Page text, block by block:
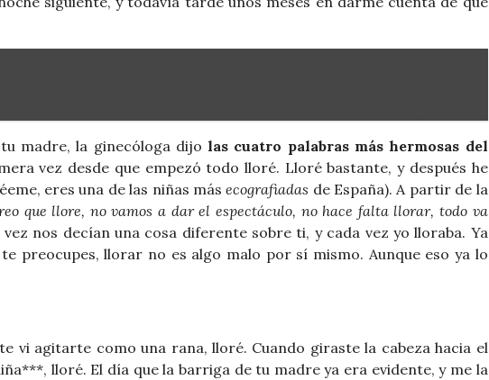
madre, la ginecóloga dijolas cuatro palabras más hermosas del
vez desde que empezó todo lloré. Lloré bastante, y después he
eres una de las niñas másecografiadas de España). A partir de la
que llore, no vamos a dar el espectáculo, no hace falta llorar, todo va
nos decían una cosa diferente sobre ti, y cada vez yo lloraba. Ya
preocupes, llorar no es algo malo por sí mismo. Aunque eso ya lo
vi agitarte como una rana, lloré. Cuando giraste la cabeza hacia el
lloré. El día que la barriga de tu madre ya era evidente, y me la